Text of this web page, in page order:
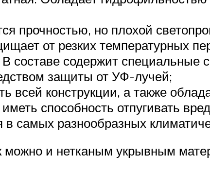
прочностью, но плохой
от резких температурных
В составе содержит
защиты от УФ-лучей;
всей конструкции, а также
способность отпугивать
самых разнообразных
и нетканым укрывным